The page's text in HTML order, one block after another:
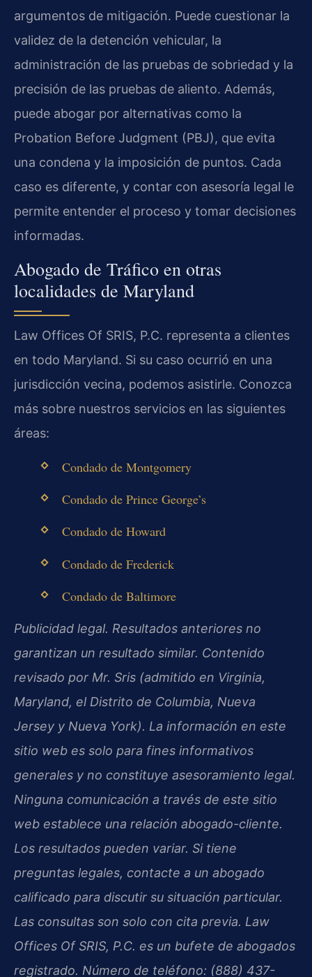
argumentos de mitigación. Puede cuestionar la
validez de la detención vehicular, la
administración de las pruebas de sobriedad y la
precisión de las pruebas de aliento. Además,
puede abogar por alternativas como la
Probation Before Judgment (PBJ), que evita
una condena y la imposición de puntos. Cada
caso es diferente, y contar con asesoría legal le
permite entender el proceso y tomar decisiones
informadas.
Abogado de Tráfico en otras
localidades de Maryland
Law Offices Of SRIS, P.C. representa a clientes
en todo Maryland. Si su caso ocurrió en una
jurisdicción vecina, podemos asistirle. Conozca
más sobre nuestros servicios en las siguientes
áreas:
Condado de Montgomery
Condado de Prince George’s
Condado de Howard
Condado de Frederick
Condado de Baltimore
Publicidad legal. Resultados anteriores no
garantizan un resultado similar. Contenido
revisado por Mr. Sris (admitido en Virginia,
Maryland, el Distrito de Columbia, Nueva
Jersey y Nueva York). La información en este
sitio web es solo para fines informativos
generales y no constituye asesoramiento legal.
Ninguna comunicación a través de este sitio
web establece una relación abogado-cliente.
Los resultados pueden variar. Si tiene
preguntas legales, contacte a un abogado
calificado para discutir su situación particular.
Las consultas son solo con cita previa. Law
Offices Of SRIS, P.C. es un bufete de abogados
registrado. Número de teléfono: (888) 437-